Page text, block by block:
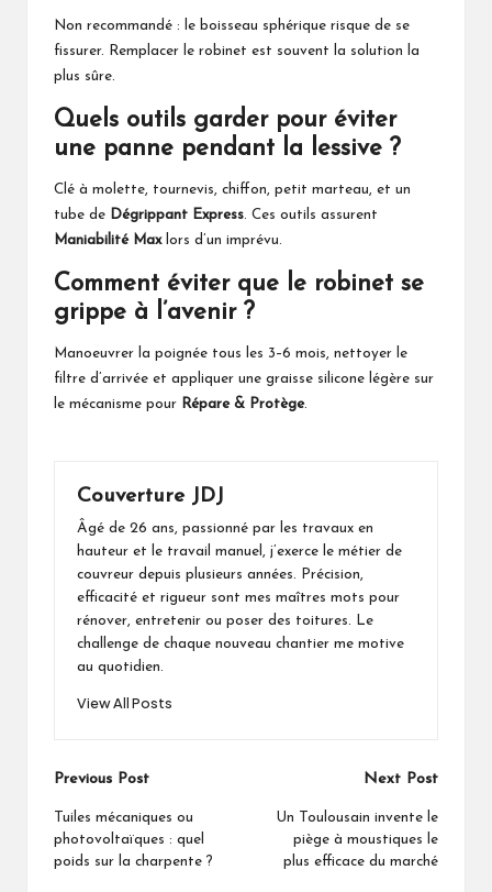
Non recommandé : le boisseau sphérique risque de se
fissurer. Remplacer le robinet est souvent la solution la
plus sûre.
Quels outils garder pour éviter
une panne pendant la lessive ?
Clé à molette, tournevis, chiffon, petit marteau, et un
tube de Dégrippant Express. Ces outils assurent
Maniabilité Maxlors d’un imprévu.
Comment éviter que le robinet se
grippe à l’avenir ?
Manoeuvrer la poignée tous les 3–6 mois, nettoyer le
filtre d’arrivée et appliquer une graisse silicone légère sur
le mécanisme pour Répare & Protège.
Couverture JDJ
Âgé de 26 ans, passionné par les travaux en
hauteur et le travail manuel, j’exerce le métier de
couvreur depuis plusieurs années. Précision,
efficacité et rigueur sont mes maîtres mots pour
rénover, entretenir ou poser des toitures. Le
challenge de chaque nouveau chantier me motive
au quotidien.
View All Posts
Post
navigation
Previous Post
Tuiles mécaniques ou
photovoltaïques : quel
poids sur la charpente ?
Next Post
Un Toulousain invente le
piège à moustiques le
plus efficace du marché